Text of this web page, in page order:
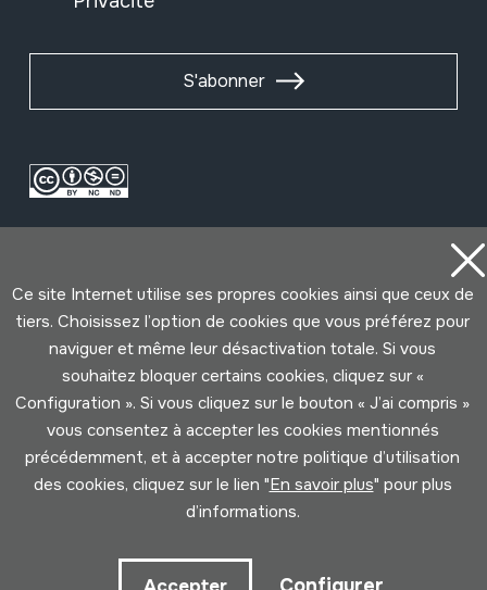
S'abonner
Cookies politique
Ce site Internet utilise ses propres cookies ainsi que ceux de
tiers. Choisissez l’option de cookies que vous préférez pour
naviguer et même leur désactivation totale. Si vous
souhaitez bloquer certains cookies, cliquez sur «
Configuration ». Si vous cliquez sur le bouton « J’ai compris »
vous consentez à accepter les cookies mentionnés
précédemment, et à accepter notre politique d’utilisation
des cookies, cliquez sur le lien "En savoir plus" pour plus
d’informations.